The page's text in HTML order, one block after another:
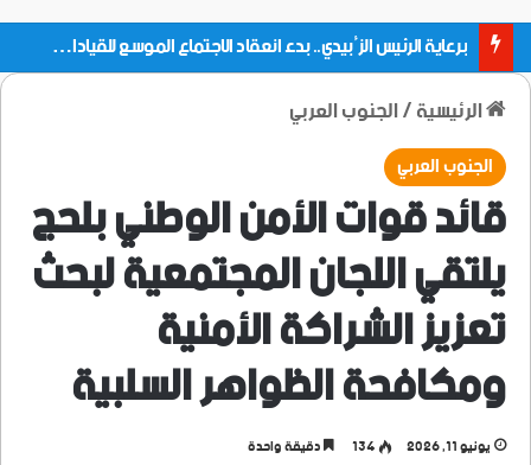
برعاية الرئيس الزُبيدي.. بدء انعقاد الاجتماع الموسع للقيادات المحلية بالعاصمة ولمديريات وكتل مجلس العموم ومنسقيات الجامعة بالعاصمة عدن
الرئيسية/الجنوب العربي
الجنوب العربي
قائد قوات الأمن الوطني بلحج
يلتقي اللجان المجتمعية لبحث
تعزيز الشراكة الأمنية
ومكافحة الظواهر السلبية
يونيو 11, 2026 134 دقيقة واحدة